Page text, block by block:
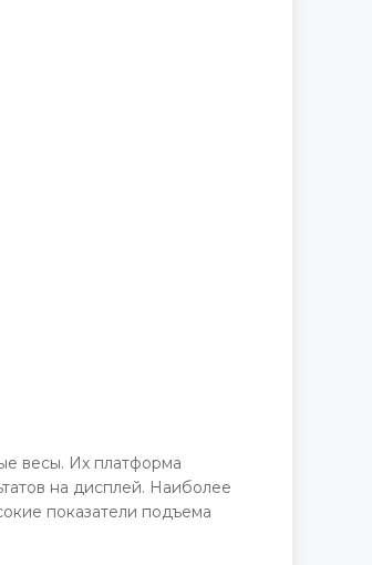
весы. Их платформа
на дисплей. Наиболее
показатели подъема